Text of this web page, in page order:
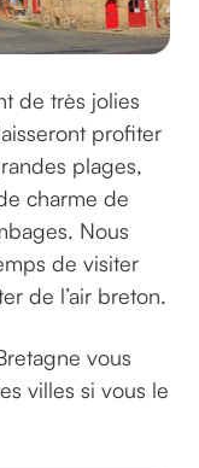
de très jolies
profiter
plages,
charme de
Nous
de visiter
de l’air breton.
vous
villes si vous le